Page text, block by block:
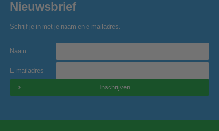
Nieuwsbrief
Schrijf je in met je naam en e-mailadres.
Naam
E-mailadres
Inschrijven